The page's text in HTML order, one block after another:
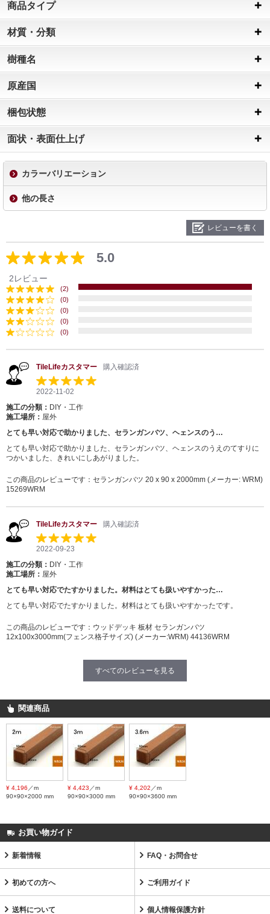
商品タイプ
材質・分類
樹種名
原産国
梱包状態
面状・表面仕上げ
カラーバリエーション
他の長さ
レビューを書く
5.0
2レビュー
(2)
(0)
(0)
(0)
(0)
TileLifeカスタマー 購入確認済
2022-11-02
施工の分類： DIY・工作
施工場所： 屋外
とても早い対応で助かりました、セランガンバツ、ヘェンスのう…
とても早い対応で助かりました、セランガンバツ、ヘェンスのうえのてすりに
つかいました、きれいにしあがりました。
この商品のレビューです： セランガンバツ 20 x 90 x 2000mm (メーカー: WRM)
15269WRM
TileLifeカスタマー 購入確認済
2022-09-23
施工の分類： DIY・工作
施工場所： 屋外
とても早い対応でたすかりました。材料はとても扱いやすかった…
とても早い対応でたすかりました。材料はとても扱いやすかったです。
この商品のレビューです： ウッドデッキ 板材 セランガンバツ
12x100x3000mm(フェンス格子サイズ) (メーカー:WRM) 44136WRM
すべてのレビューを見る
関連商品
¥ 4,196 ／m
90×90×2000 mm
¥ 4,423 ／m
90×90×3000 mm
¥ 4,202 ／m
90×90×3600 mm
お買い物ガイド
新着情報 FAQ・お問合せ
初めての方へ ご利用ガイド
送料について 個人情報保護方針